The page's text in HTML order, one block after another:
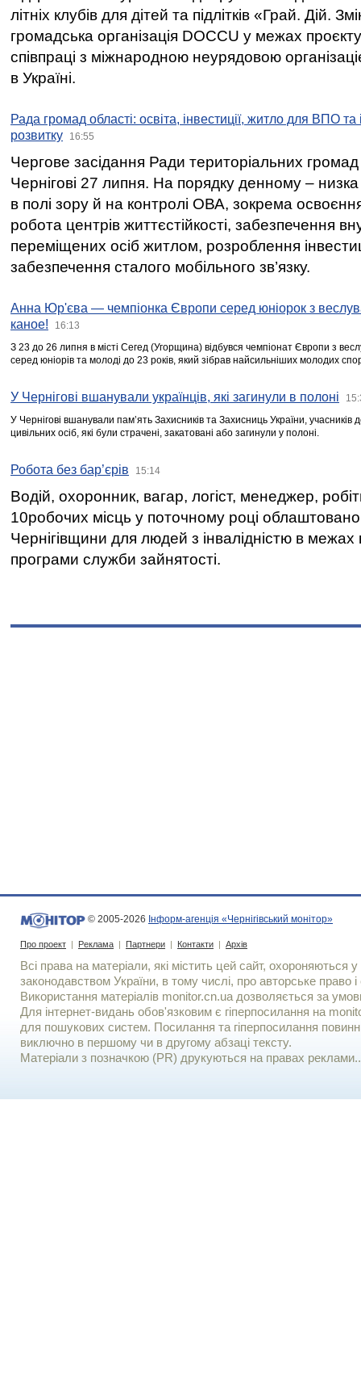
літніх клубів для дітей та підлітків «Грай. Дій.
громадська організація DOCCU у межах
співпраці з міжнародною неурядовою
в Україні.
Рада громад області: освіта, інвестиції, житло для ВПО
розвитку
16:55
Чергове засідання Ради територіальних громад
Чернігові 27 липня. На порядку денному –
в полі зору й на контролі ОВА, зокрема освоєння
робота центрів життєстійкості, забезпечення
переміщених осіб житлом, розроблення
забезпечення сталого мобільного зв’язку.
Анна Юр'єва — чемпіонка Європи серед юніорок з
каное!
16:13
З 23 до 26 липня в місті Сегед (Угорщина) відбувся чемпіонат Європи з
серед юніорів та молоді до 23 років, який зібрав найсильніших молодих
У Чернігові вшанували українців, які загинули в полоні
У Чернігові вшанували пам’ять Захисників та Захисниць України,
цивільних осіб, які були страчені, закатовані або загинули у полоні.
Робота без бар’єрів 15:14
Водій, охоронник, вагар, логіст, менеджер,
10робочих місць у поточному році
Чернігівщини для людей з інвалідністю в межах
програми служби зайнятості.
© 2005-2026 Інформ-агенція «Чернігівський монітор»
Про проект | Реклама | Партнери | Контакти | Архів
Всі права на матеріали, які містить цей сайт, охороняються у
законодавством України, в тому числі, про авторське право і
Використання матерiалiв monitor.cn.ua дозволяється за
Для iнтернет-видань обов'язковим є гiперпосилання на
для пошукових систем. Посилання та гіперпосилання
виключно в першому чи в другому абзаці тексту.
Матеріали з позначкою (PR) друкуються на правах реклами..